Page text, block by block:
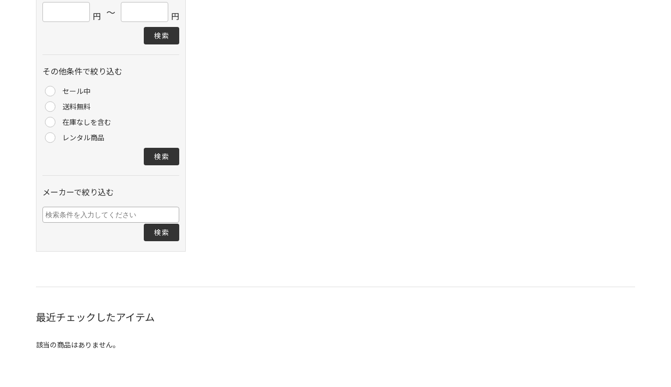
円 ～ 円
検索
その他条件で絞り込む
セール中
送料無料
在庫なしを含む
レンタル商品
検索
メーカーで絞り込む
検索
最近チェックしたアイテム
該当の商品はありません。